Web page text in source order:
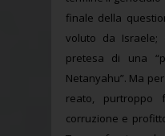
finale della
voluto da
pretesa di una
Netanyahu”. Ma
reato, purtroppo
corruzione e